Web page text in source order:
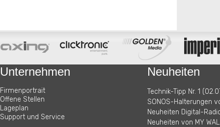
Unternehmen
Firmenportrait
Offene Stellen
Lageplan
Support und Service
Neuheiten
Technik-Tipp Nr. 1
SONOS-Halterungen
Neuheiten Digital-
Neuheiten von MY